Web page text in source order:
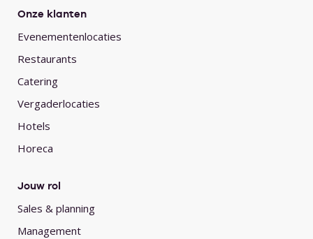
Onze klanten
Evenementenlocaties
Restaurants
Catering
Vergaderlocaties
Hotels
Horeca
Jouw rol
Sales & planning
Management